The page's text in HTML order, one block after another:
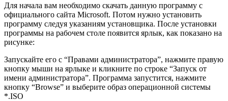
Для начала вам необходимо скачать данную программу с
официального сайта Microsoft. Потом нужно установить
программу следуя указаниям установщика. После установки
программы на рабочем столе появится ярлык, как показано на
рисунке:
Запускайте его с “Правами администратора”, нажмите правую
кнопку мыши на ярлыке и кликните по строке “Запуск от
имени администратора”. Программа запустится, нажмите
кнопку “Browse” и выберите образ операционной системы
*.ISO